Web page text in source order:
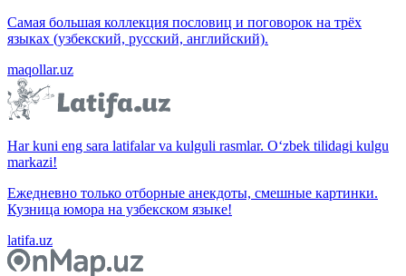
Самая большая коллекция пословиц и поговорок на трёх
языках (узбекский, русский, английский).
maqollar.uz
Har kuni eng sara latifalar va kulguli rasmlar. O‘zbek tilidagi kulgu
markazi!
Ежедневно только отборные анекдоты, смешные картинки.
Кузница юмора на узбекском языке!
latifa.uz